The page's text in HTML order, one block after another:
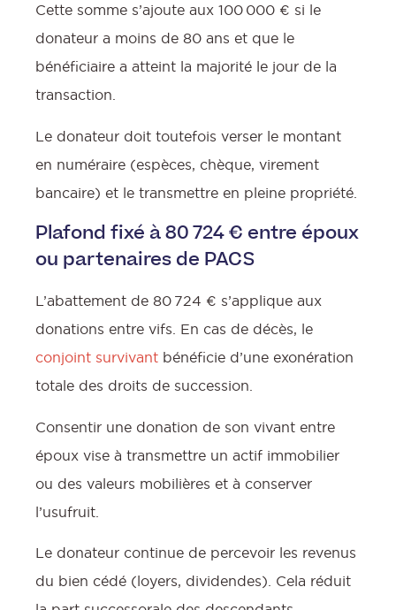
Cette somme s’ajoute aux 100 000 € si le
donateur a moins de 80 ans et que le
bénéficiaire a atteint la majorité le jour de la
transaction.
Le donateur doit toutefois verser le montant
en numéraire (espèces, chèque, virement
bancaire) et le transmettre en pleine propriété.
Plafond fixé à 80 724 € entre époux
ou partenaires de PACS
L’abattement de 80 724 € s’applique aux
donations entre vifs. En cas de décès, le
conjoint survivant bénéficie d’une exonération
totale des droits de succession.
Consentir une donation de son vivant entre
époux vise à transmettre un actif immobilier
ou des valeurs mobilières et à conserver
l’usufruit.
Le donateur continue de percevoir les revenus
du bien cédé (loyers, dividendes). Cela réduit